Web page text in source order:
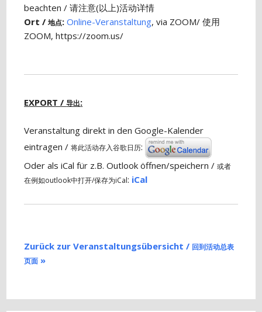
beachten / 请注意(以上)活动详情
Ort /地点: Online-Veranstaltung, via ZOOM/ 使用
ZOOM, https://zoom.us/
EXPORT /导出:
Veranstaltung direkt in den Google-Kalender
eintragen /将此活动存入谷歌日历:
Oder als iCal für z.B. Outlook öffnen/speichern /或者
在例如outlook中打开/保存为iCal: iCal
Zurück zur Veranstaltungsübersicht / 回到活动总表
页面 »